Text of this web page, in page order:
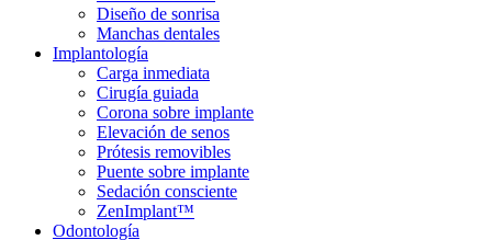
Diseño de sonrisa
Manchas dentales
Implantología
Carga inmediata
Cirugía guiada
Corona sobre implante
Elevación de senos
Prótesis removibles
Puente sobre implante
Sedación consciente
ZenImplant™
Odontología